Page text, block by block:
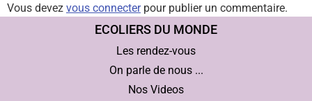
Vous devez vous connecterpour publier un commentaire.
ECOLIERS DU MONDE
Les rendez-vous
On parle de nous ...
Nos Videos